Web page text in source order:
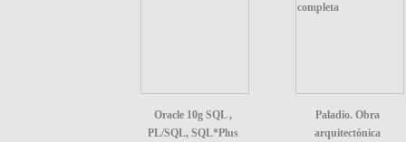
Oracle 10g SQL ,
PL/SQL, SQL*Plus
Paladio. Obra
arquitectónica